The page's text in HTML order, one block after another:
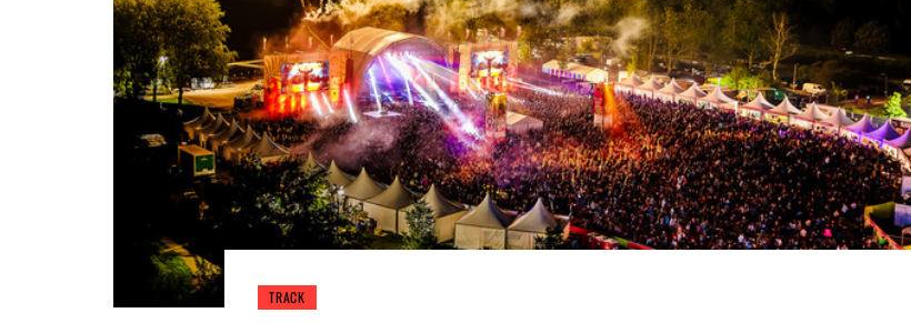
TRACK